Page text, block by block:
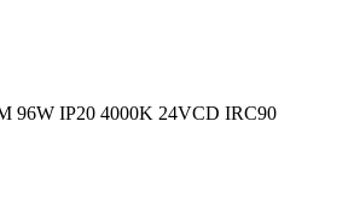
96W IP20 4000K 24VCD IRC90